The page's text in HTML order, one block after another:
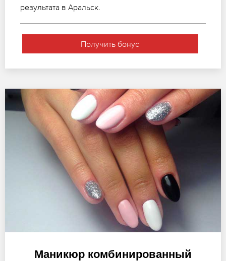
результата в Аральск.
Получить бонус
Маникюр комбинированный